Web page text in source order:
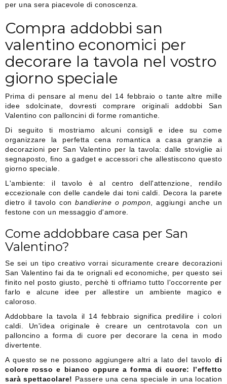
per una sera piacevole di conoscenza.
Compra addobbi san
valentino economici per
decorare la tavola nel vostro
giorno speciale
Prima di pensare al menu del 14 febbraio o tante altre mille
idee sdolcinate, dovresti comprare originali addobbi San
Valentino con palloncini di forme romantiche.
Di seguito ti mostriamo alcuni consigli e idee su come
organizzare la perfetta cena romantica a casa granzie a
decorazioni per San Valentino per la tavola: dalle stoviglie ai
segnaposto, fino a gadget e accessori che allestiscono questo
giorno speciale.
L'ambiente: il tavolo è al centro dell'attenzione, rendilo
eccezionale con delle candele dai toni caldi. Decora la parete
dietro il tavolo conbandierine o pompon , aggiungi anche un
festone con un messaggio d'amore.
Come addobbare casa per San
Valentino?
Se sei un tipo creativo vorrai sicuramente creare decorazioni
San Valentino fai da te orignali ed economiche, per questo sei
finito nel posto giusto, perchè ti offriamo tutto l'occorrente per
farlo e alcune idee per allestire un ambiente magico e
caloroso.
Addobbare la tavola il 14 febbraio significa predilire i colori
caldi. Un'idea originale è creare un centrotavola con un
palloncino a forma di cuore per decorare la cena in modo
divertente.
A questo se ne possono aggiungere altri a lato del tavolo di
colore rosso e bianco oppure a forma di cuore: l’effetto
sarà spettacolare! Passere una cena speciale in una location